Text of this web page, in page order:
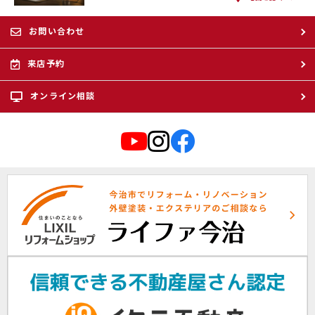
お問い合わせ
来店予約
オンライン相談